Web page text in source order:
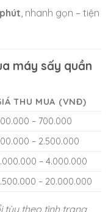
, nhanh gọn – tiện
máy sấy quần
THU MUA (VNĐ)
– 700.000
– 2.500.000
– 4.000.000
– 20.000.000
tùy theo tình trạng